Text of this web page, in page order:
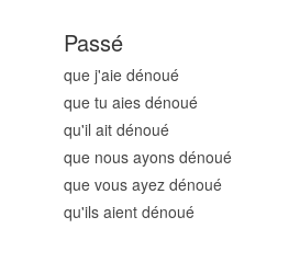
Passé
que j'aie dénoué
que tu aies dénoué
qu'il ait dénoué
que nous ayons dénoué
que vous ayez dénoué
qu'ils aient dénoué